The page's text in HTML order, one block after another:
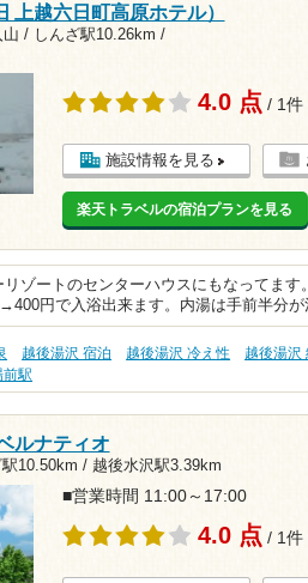
上越六日町高原ホテル）
山 / しんざ駅10.26km /
4.0 点 / 1件
施設情報を見る
楽天トラベルの宿泊プランを見る
リゾートのセンターハウスにもなってま
円で入浴出来ます。内湯は手前半分
越後湯沢 宿泊 越後湯沢 冷え性 越後湯沢
駅
ルナティオ
駅10.50km / 越後水沢駅3.39km
■営業時間 11:00～17:00
4.0 点 / 1件